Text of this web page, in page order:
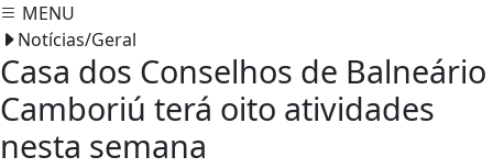
MENU
Notícias/Geral
Casa dos Conselhos de Balneário
Camboriú terá oito atividades
nesta semana